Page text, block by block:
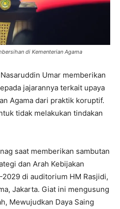
di Kementerian Agama
Umar memberikan
jajarannya terkait upaya
Agama dari praktik koruptif.
tidak melakukan tindakan
saat memberikan sambutan
dan Arah Kebijakan
di auditorium HM Rasjidi,
Jakarta. Giat ini mengusung
Mewujudkan Daya Saing